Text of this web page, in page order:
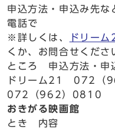
申込方法・申込み先な
電話で
※詳しくは、
ドリー
くか、お問合せくださ
ところ 申込方法・申
ドリーム21 072（
072（962）0810
おきがる映画館
とき 内容